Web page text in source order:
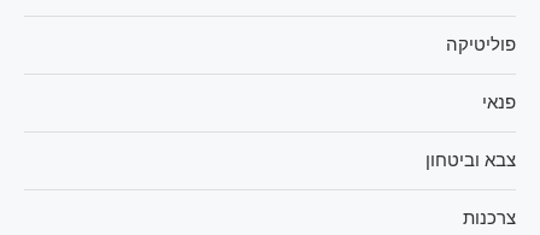
פוליטיקה
פנאי
צבא וביטחון
צרכנות